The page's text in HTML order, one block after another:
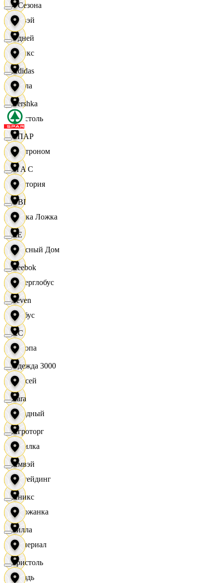
Амвэй
Аникс
Билла
Бристоль
Быстроном
Виктория
Вилка Ложка
Вкусный Дом
Гиперглобус
Глобус
Европа
Елисей
Звездный
Горилка
Ижтейдинг
Горожанка
Империал
Гроздь
4 Сезона
7 дней
Adidas
Bershka
СПАР
M A C
OBI
RE
Reebok
Seven
XC
Одежда 3000
Zara
Агроторг
Амвэй
Аникс
Билла
Бристоль